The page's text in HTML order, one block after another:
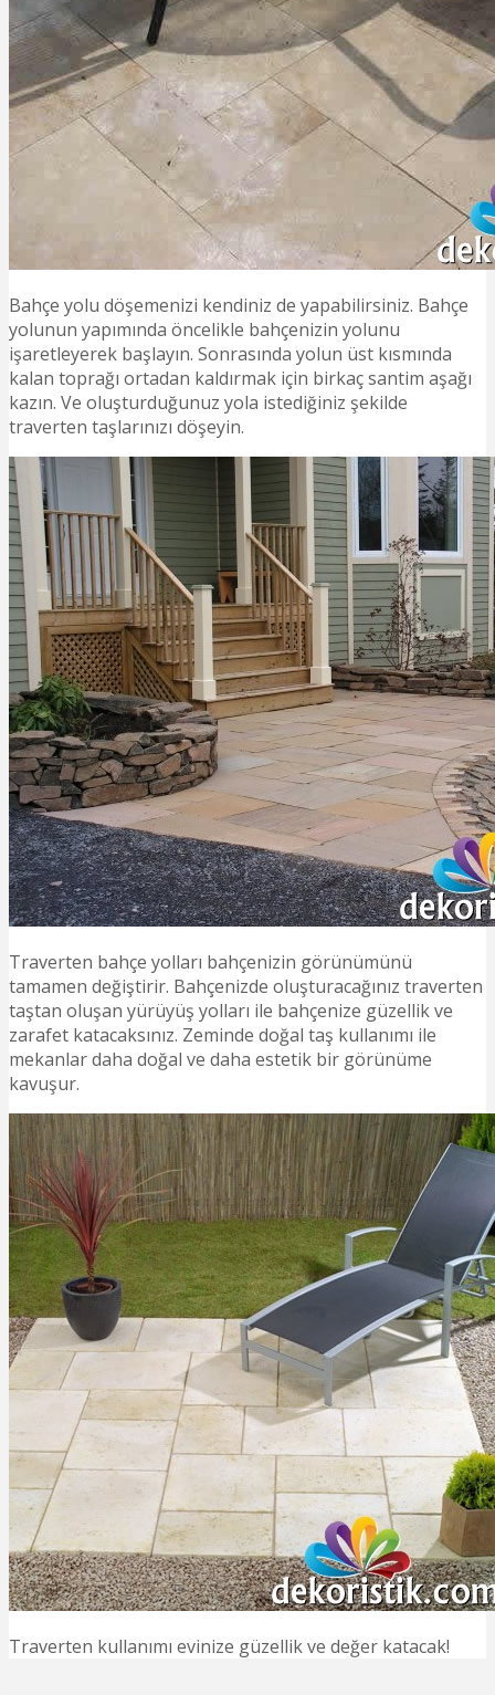
Bahçe yolu döşemenizi kendiniz de yapabilirsiniz. Bahçe
yolunun yapımında öncelikle bahçenizin yolunu
işaretleyerek başlayın. Sonrasında yolun üst kısmında
kalan toprağı ortadan kaldırmak için birkaç santim aşağı
kazın. Ve oluşturduğunuz yola istediğiniz şekilde
traverten taşlarınızı döşeyin.
Traverten bahçe yolları bahçenizin görünümünü
tamamen değiştirir. Bahçenizde oluşturacağınız traverten
taştan oluşan yürüyüş yolları ile bahçenize güzellik ve
zarafet katacaksınız. Zeminde doğal taş kullanımı ile
mekanlar daha doğal ve daha estetik bir görünüme
kavuşur.
Traverten kullanımı evinize güzellik ve değer katacak!